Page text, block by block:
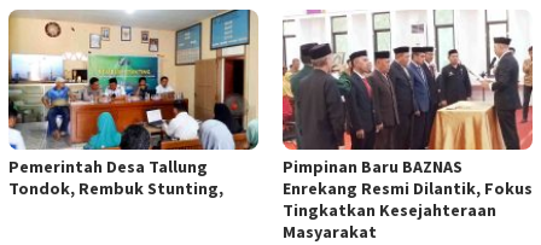
Pemerintah Desa Tallung
Tondok, Rembuk Stunting,
Pimpinan Baru BAZNAS
Enrekang Resmi Dilantik, Fokus
Tingkatkan Kesejahteraan
Masyarakat